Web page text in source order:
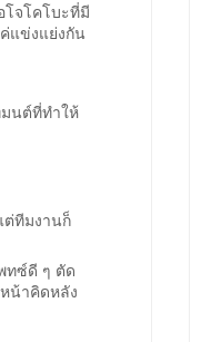
โจโคโบะที่มี
แข่งแย่งกัน
นต์ที่ทำให้
ต่ทีมงานก็
ทซ์ดี ๆ ตัด
น้าคิดหลัง